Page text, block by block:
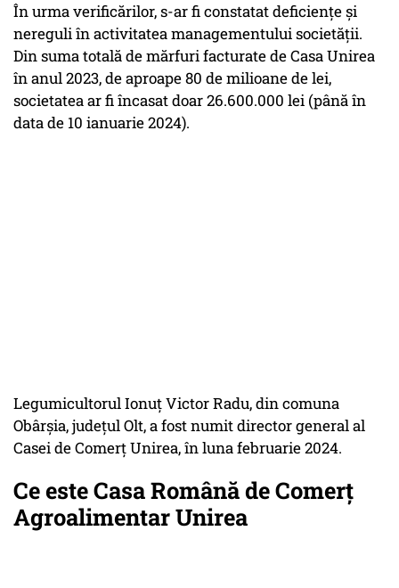
În urma verificărilor, s-ar fi constatat deficiențe și
nereguli în activitatea managementului societății.
Din suma totală de mărfuri facturate de Casa Unirea
în anul 2023, de aproape 80 de milioane de lei,
societatea ar fi încasat doar 26.600.000 lei (până în
data de 10 ianuarie 2024).
Legumicultorul Ionuț Victor Radu, din comuna
Obârșia, județul Olt, a fost numit director general al
Casei de Comerț Unirea, în luna februarie 2024.
Ce este Casa Română de Comerț
Agroalimentar Unirea